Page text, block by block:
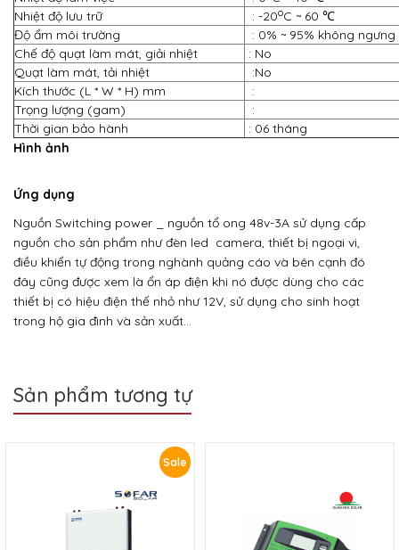
Nhiệt độ lưu trữ
: -20oC ~ 60 ℃
Độ ẩm môi trường
: 0% ~ 95% không
Chế độ quạt làm mát, giải nhiệt
: No
Quạt làm mát, tải nhiệt
:No
Kích thước (L * W * H) mm
:
Trọng lượng (gam)
:
Thời gian bảo hành
: 06 tháng
Hình ảnh
Ứng dụng
Nguồn Switching power
nguồn tổ ong 48v-3A sử dụng cấp
nguồn cho sản phẩm như đèn led camera, thiết bị ngoại vi,
điều khiển tự động trong nghành quảng cáo và bên cạnh đó
đây cũng được xem là ổn áp điện khi nó được dùng cho các
thiết bị có hiệu điện thế nhỏ như 12V, sử dụng cho sinh hoạt
trong hộ gia đình và sản xuất…
Sản phẩm tương tự
Sale